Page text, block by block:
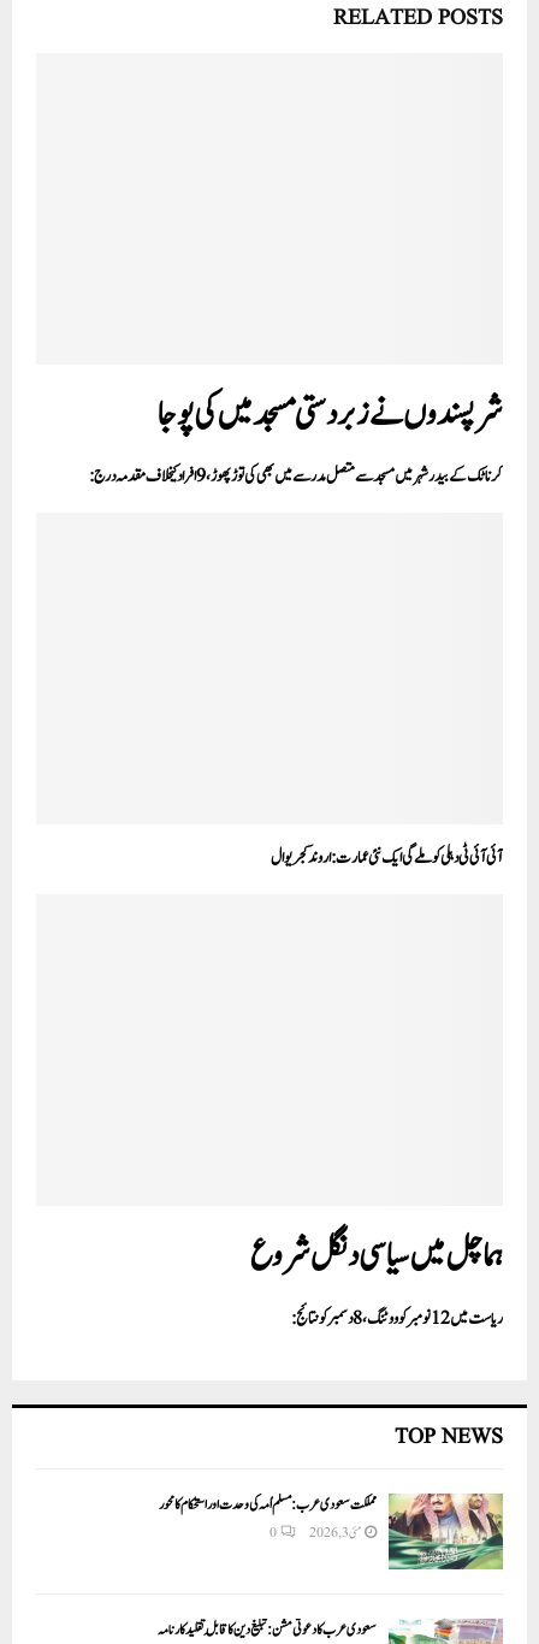
RELATED POSTS
شرپسندوں نے زبردستی مسجد میں کی پوجا
کرناٹک کے بیدر شہر میں مسجد سے متصل مدرسے میں بھی کی توڑ پھوڑ، 9 افراد کیخلاف مقدمہ درج:
آئی آئی ٹی دہلی کو ملے گی ایک نئی عمارت:اروند کجریوال
ہماچل میں سیاسی دنگل شروع
ریاست میں 12نومبر کو ووٹنگ،8دسمبر کو نتائج:
TOP NEWS
مملکت سعودی عرب: مسلم اُمہ کی وحدت اور استحکام کا محور
مئی 3, 2026 0
سعودی عرب کا دعوتی مشن: تبلیغ دین کا قابلِ تقلید کارنامہ